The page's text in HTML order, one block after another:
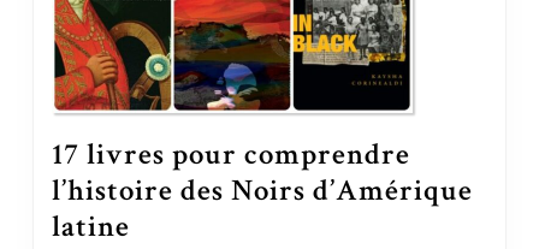
17 livres pour comprendre
l’histoire des Noirs d’Amérique
latine